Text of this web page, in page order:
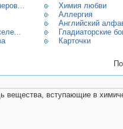
Химия любви
Аллергия
Английский
Гладиаторские
Карточки
вещества, вступающие в